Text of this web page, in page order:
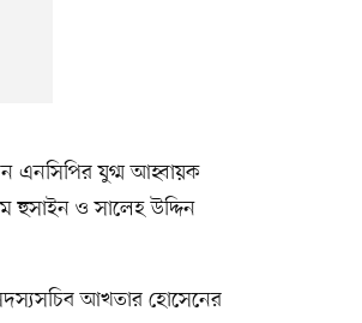
এনসিপির যুগ্ম আহ্বায়ক
ও সালেহ উদ্দিন
আখতার হোসেনের